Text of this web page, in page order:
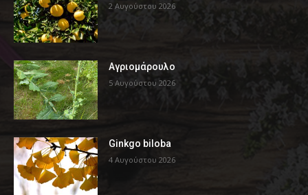
2 Αυγούστου 2026
Αγριομάρουλο
5 Αυγούστου 2026
Ginkgo biloba
4 Αυγούστου 2026